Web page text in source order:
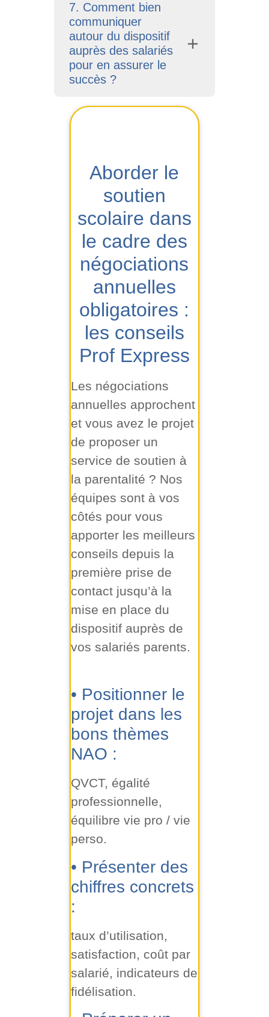
7. Comment bien
communiquer
autour du dispositif
auprès des salariés
pour en assurer le
succès ?
Aborder le
soutien
scolaire dans
le cadre des
négociations
annuelles
obligatoires :
les conseils
Prof Express
Les négociations
annuelles approchent
et vous avez le projet
de proposer un
service de soutien à
la parentalité ? Nos
équipes sont à vos
côtés pour vous
apporter les meilleurs
conseils depuis la
première prise de
contact jusqu’à la
mise en place du
dispositif auprès de
vos salariés parents.
• Positionner le
projet dans les
bons thèmes
NAO :
QVCT, égalité
professionnelle,
équilibre vie pro / vie
perso.
• Présenter des
chiffres concrets
:
taux d’utilisation,
satisfaction, coût par
salarié, indicateurs de
fidélisation.